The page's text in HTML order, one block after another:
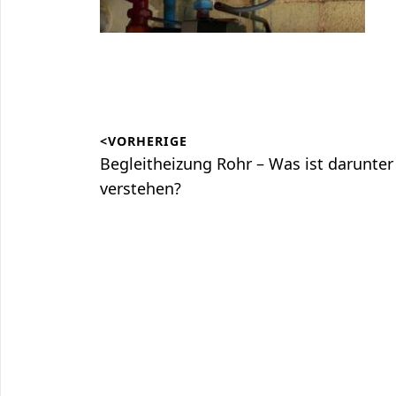
<VORHERIGE
Vorheriger
Beitrag:
Begleitheizung Rohr – Was ist
verstehen?